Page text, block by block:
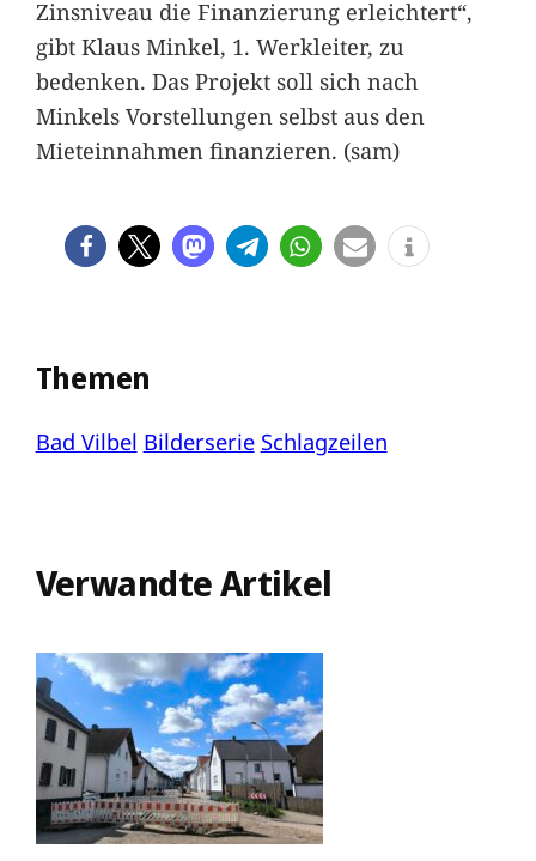
Zinsniveau die Finanzierung erleichtert“,
gibt Klaus Minkel, 1. Werkleiter, zu
bedenken. Das Projekt soll sich nach
Minkels Vorstellungen selbst aus den
Mieteinnahmen finanzieren. (sam)
Themen
Bad Vilbel Bilderserie Schlagzeilen
Verwandte Artikel